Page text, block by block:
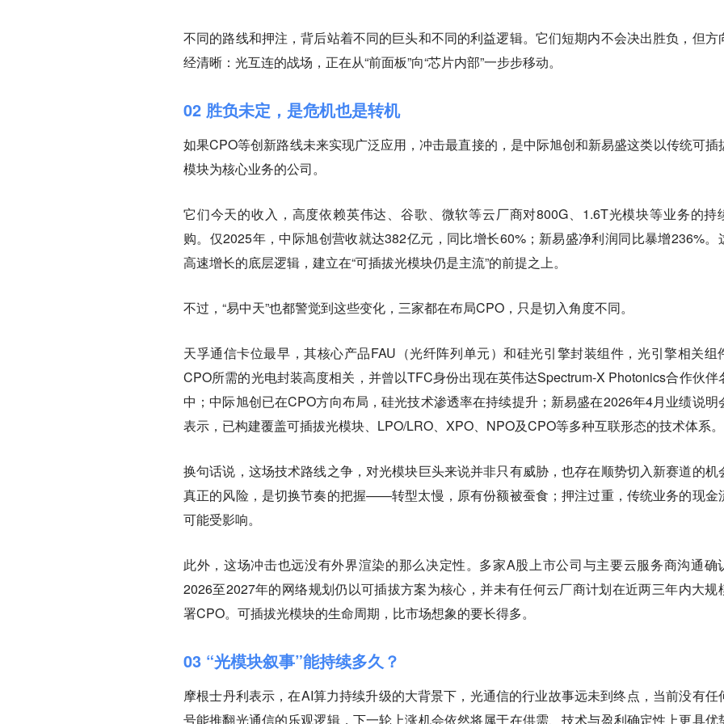
不同的路线和押注，背后站着不同的巨头和不同的利益逻辑。它们短期内不会决出胜负，但方
经清晰：光互连的战场，正在从“前面板”向“芯片内部”一步步移动。
02 胜负未定，是危机也是转机
如果CPO等创新路线未来实现广泛应用，冲击最直接的，是中际旭创和新易盛这类以传统可插
模块为核心业务的公司。
它们今天的收入，高度依赖英伟达、谷歌、微软等云厂商对800G、1.6T光模块等业务的持
购。仅2025年，中际旭创营收就达382亿元，同比增长60%；新易盛净利润同比暴增236%。
高速增长的底层逻辑，建立在“可插拔光模块仍是主流”的前提之上。
不过，“易中天”也都警觉到这些变化，三家都在布局CPO，只是切入角度不同。
天孚通信卡位最早，其核心产品FAU（光纤阵列单元）和硅光引擎封装组件，光引擎相关组
CPO所需的光电封装高度相关，并曾以TFC身份出现在英伟达Spectrum-X Photonics合作伙伴
中；中际旭创已在CPO方向布局，硅光技术渗透率在持续提升；新易盛在2026年4月业绩说明
表示，已构建覆盖可插拔光模块、LPO/LRO、XPO、NPO及CPO等多种互联形态的技术体系。
换句话说，这场技术路线之争，对光模块巨头来说并非只有威胁，也存在顺势切入新赛道的机
真正的风险，是切换节奏的把握——转型太慢，原有份额被蚕食；押注过重，传统业务的现金
可能受影响。
此外，这场冲击也远没有外界渲染的那么决定性。多家A股上市公司与主要云服务商沟通确
2026至2027年的网络规划仍以可插拔方案为核心，并未有任何云厂商计划在近两三年内大规
署CPO。可插拔光模块的生命周期，比市场想象的要长得多。
03 “光模块叙事”能持续多久？
摩根士丹利表示，在AI算力持续升级的大背景下，光通信的行业故事远未到终点，当前没有任
号能推翻光通信的乐观逻辑，下一轮上涨机会依然将属于在供需、技术与盈利确定性上更具优